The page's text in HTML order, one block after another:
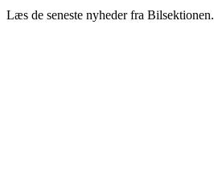
Læs de seneste nyheder fra Bilsektionen.